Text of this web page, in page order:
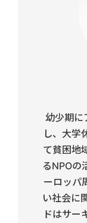
幼少期に
し、大学
て貧困地
るNPOの
ーロッパ
い社会に
ドはサー